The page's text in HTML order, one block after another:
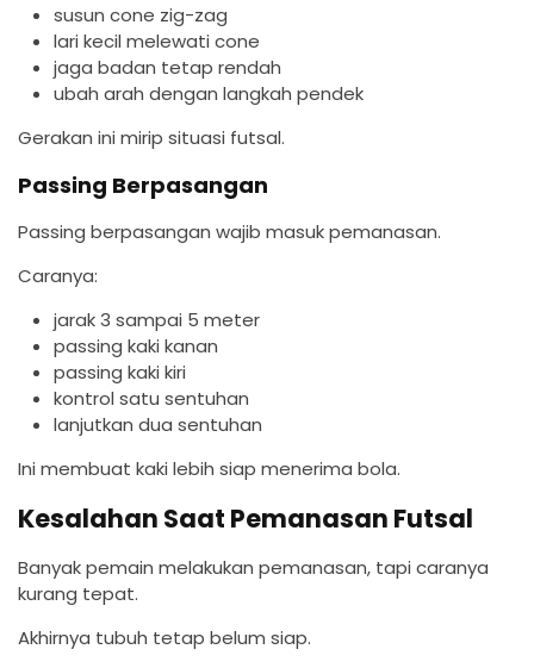
susun cone zig-zag
lari kecil melewati cone
jaga badan tetap rendah
ubah arah dengan langkah pendek
Gerakan ini mirip situasi futsal.
Passing Berpasangan
Passing berpasangan wajib masuk pemanasan.
Caranya:
jarak 3 sampai 5 meter
passing kaki kanan
passing kaki kiri
kontrol satu sentuhan
lanjutkan dua sentuhan
Ini membuat kaki lebih siap menerima bola.
Kesalahan Saat Pemanasan Futsal
Banyak pemain melakukan pemanasan, tapi caranya
kurang tepat.
Akhirnya tubuh tetap belum siap.